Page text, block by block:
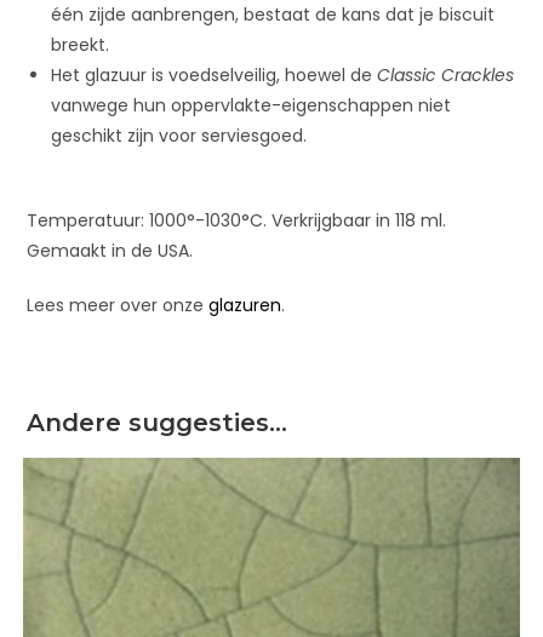
één zijde aanbrengen, bestaat de kans dat je biscuit
breekt.
Het glazuur is voedselveilig, hoewel deClassic Crackles
vanwege hun oppervlakte-eigenschappen niet
geschikt zijn voor serviesgoed.
Temperatuur: 1000°-1030°C. Verkrijgbaar in 118 ml.
Gemaakt in de USA.
Lees meer over onzeglazuren.
Andere suggesties…